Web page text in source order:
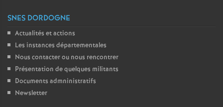
SNES DORDOGNE
Actualités et actions
Les instances départementales
Nous contacter ou nous rencontrer
Présentation de quelques militants
Documents admninistratifs
Newsletter